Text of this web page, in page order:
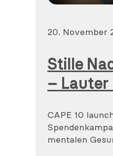
Veröffentlicht
20. November
Stille
–
CAPE 10
mentalen